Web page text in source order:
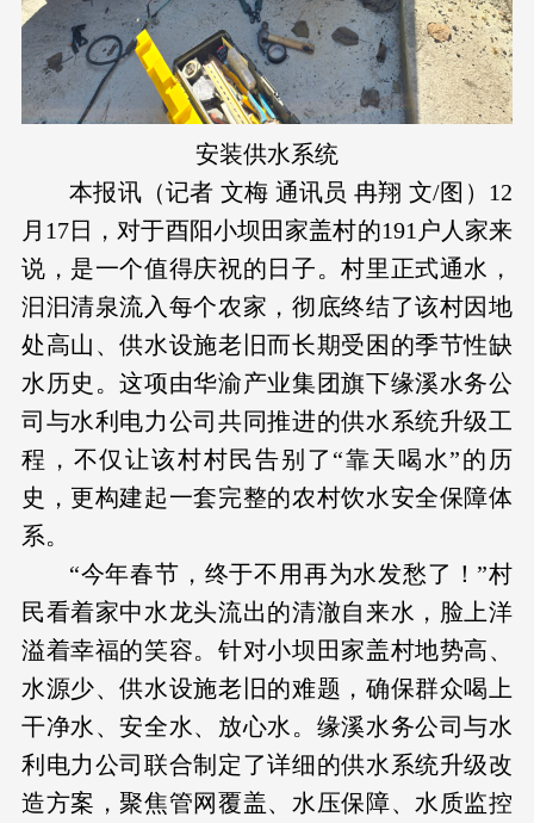
安装供水系统
本报讯（记者 文梅 通讯员 冉翔 文/图）12
月17日，对于酉阳小坝田家盖村的191户人家来
说，是一个值得庆祝的日子。村里正式通水，
汩汩清泉流入每个农家，彻底终结了该村因地
处高山、供水设施老旧而长期受困的季节性缺
水历史。这项由华渝产业集团旗下缘溪水务公
司与水利电力公司共同推进的供水系统升级工
程，不仅让该村村民告别了“靠天喝水”的历
史，更构建起一套完整的农村饮水安全保障体
系。
“今年春节，终于不用再为水发愁了！”村
民看着家中水龙头流出的清澈自来水，脸上洋
溢着幸福的笑容。针对小坝田家盖村地势高、
水源少、供水设施老旧的难题，确保群众喝上
干净水、安全水、放心水。缘溪水务公司与水
利电力公司联合制定了详细的供水系统升级改
造方案，聚焦管网覆盖、水压保障、水质监控